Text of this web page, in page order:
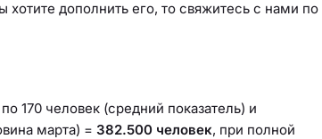
дополнить его, то свяжитесь с нами по
170 человек (средний показатель) и
марта) = 382.500 человек, при полной